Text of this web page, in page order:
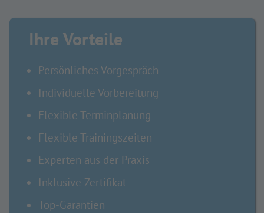
Ihre Vorteile
Persönliches Vorgespräch
Individuelle Vorbereitung
Flexible Terminplanung
Flexible Trainingszeiten
Experten aus der Praxis
Inklusive Zertifikat
Top-Garantien